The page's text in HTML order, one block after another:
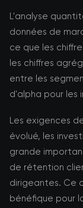
L'analyse
données de
ce que les
les chiffres
entre les
d'alpha pour les
Les exigences
évolué, les
grande
de rétention
dirigeantes. Ce
bénéfique pour